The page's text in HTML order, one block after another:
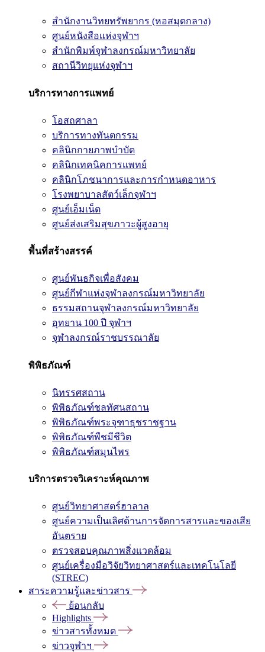
สำนักงานวิทยทรัพยากร (หอสมุดกลาง)
ศูนย์หนังสือแห่งจุฬาฯ
สำนักพิมพ์จุฬาลงกรณ์มหาวิทยาลัย
สถานีวิทยุแห่งจุฬาฯ
บริการทางการแพทย์
โอสถศาลา
บริการทางทันตกรรม
คลินิกกายภาพบำบัด
คลินิกเทคนิคการแพทย์
คลินิกโภชนาการและการกำหนดอาหาร
โรงพยาบาลสัตว์เล็กจุฬาฯ
ศูนย์เอ็มเน็ต
ศูนย์ส่งเสริมสุขภาวะผู้สูงอายุ
พื้นที่สร้างสรรค์
ศูนย์พันธกิจเพื่อสังคม
ศูนย์กีฬาแห่งจุฬาลงกรณ์มหาวิทยาลัย
ธรรมสถานจุฬาลงกรณ์มหาวิทยาลัย
อุทยาน 100 ปี จุฬาฯ
จุฬาลงกรณ์ราชบรรณาลัย
พิพิธภัณฑ์
นิทรรศสถาน
พิพิธภัณฑ์ชลทัศนสถาน
พิพิธภัณฑ์พระจุฑาธุชราชฐาน
พิพิธภัณฑ์พืชมีชีวิต
พิพิธภัณฑ์สมุนไพร
บริการตรวจวิเคราะห์คุณภาพ
ศูนย์วิทยาศาสตร์ฮาลาล
ศูนย์ความเป็นเลิศด้านการจัดการสารและของเสีย
อันตราย
ตรวจสอบคุณภาพสิ่งแวดล้อม
ศูนย์เครื่องมือวิจัยวิทยาศาสตร์และเทคโนโลยี
(STREC)
สาระความรู้และข่าวสาร
ย้อนกลับ
Highlights
ข่าวสารทั้งหมด
ข่าวจุฬาฯ